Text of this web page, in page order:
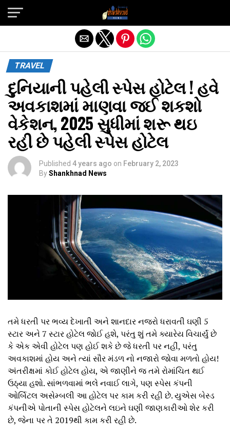
TRAVEL
દુનિયાની પહેલી સ્પેસ હોટેલ ! હવે
અવકાશમાં માણવા જઈ શકશો
વેકેશન, 2025 સુધીમાં શરૂ થઇ
રહી છે પહેલી સ્પેસ હોટેલ
Published 4 years ago on February 2, 2023
ByShankhnad News
તમે ધરતી પર ભવ્ય દેખાતી અને શાનદાર નજરો ધરાવતી ઘણી 5
સ્ટાર અને 7 સ્ટાર હોટેલ જોઈ હશે, પરંતુ શું તમે ક્યારેય વિચાર્યું છે
કે એક એવી હોટેલ પણ હોઈ શકે છે જે ધરતી પર નહીં, પરંતુ
અવકાશમાં હોય અને ત્યાં સૌર મંડળ નો નજારો જોવા મળતો હોય!
અંતરીક્ષમાં કોઈ હોટેલ હોય, એ જાણીને જ તમે રોમાંચિત થઈ
ઉઠ્યા હશો. સાંભળવામાં ભલે નવાઈ લાગે, પણ સ્પેસ કંપની
ઓર્બિટલ અસેમ્બલી આ હોટેલ પર કામ કરી રહી છે. યુએસ બેસ્ડ
કંપનીએ પોતાની સ્પેસ હોટેલને લઇને ઘણી જાણકારીઓ શેર કરી
છે, જેના પર તે 2019થી કામ કરી રહી છે.
Exit mobile version